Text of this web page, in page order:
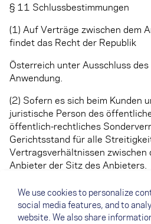
§ 11 Schlussbestimmungen
(1) Auf Verträge zwischen dem
findet das Recht der Republik
Österreich unter Ausschluss
Anwendung.
(2) Sofern es sich beim Kunden
juristische Person des
öffentlich-rechtliches
Gerichtsstand für alle
Vertragsverhältnissen zwischen
Anbieter der Sitz des Anbieters.
(3) Der Vertrag bleibt auch bei
einzelner Punkte in seinen
We use cookies to personalize
social media features, and to
website. We also share